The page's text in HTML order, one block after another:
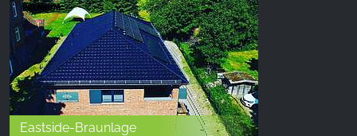
Eastside-Braunlage